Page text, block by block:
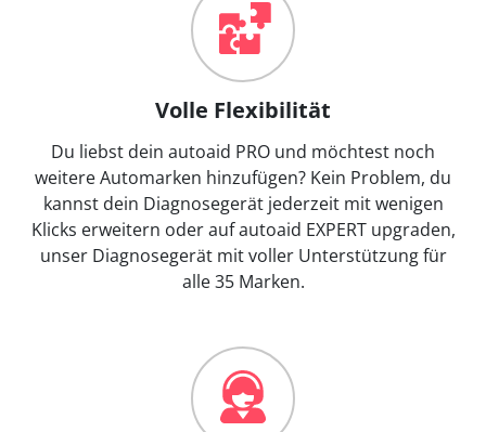
Volle Flexibilität
Du liebst dein autoaid PRO und möchtest noch
weitere Automarken hinzufügen? Kein Problem, du
kannst dein Diagnosegerät jederzeit mit wenigen
Klicks erweitern oder auf autoaid EXPERT upgraden,
unser Diagnosegerät mit voller Unterstützung für
alle 35 Marken.